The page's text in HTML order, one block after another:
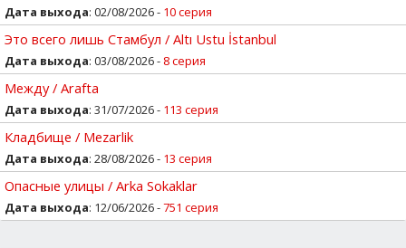
Дата выхода: 02/08/2026 - 10 серия
Это всего лишь Стамбул / Altı Ustu İstanbul
Дата выхода: 03/08/2026 - 8 серия
Между / Arafta
Дата выхода: 31/07/2026 - 113 серия
Кладбище / Mezarlik
Дата выхода: 28/08/2026 - 13 серия
Опасные улицы / Arka Sokaklar
Дата выхода: 12/06/2026 -751 серия